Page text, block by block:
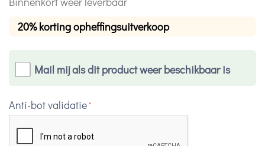
20% korting opheffingsuitverkoop
Mail mij als dit product weer beschikbaar is
Anti-bot validatie